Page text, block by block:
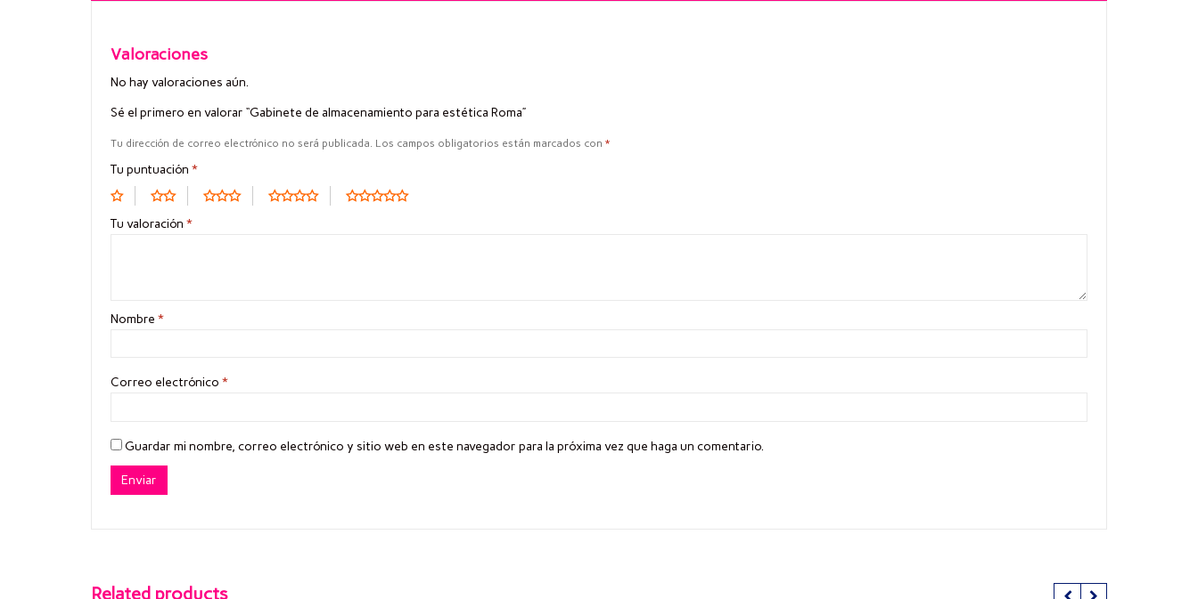
Valoraciones
No hay valoraciones aún.
Sé el primero en valorar “Gabinete de almacenamiento para estética Roma”
Tu dirección de correo electrónico no será publicada. Los campos obligatorios están marcados con *
Tu puntuación *
Tu valoración *
Nombre *
Correo electrónico *
Guardar mi nombre, correo electrónico y sitio web en este navegador para la próxima vez que haga un comentario.
Related products